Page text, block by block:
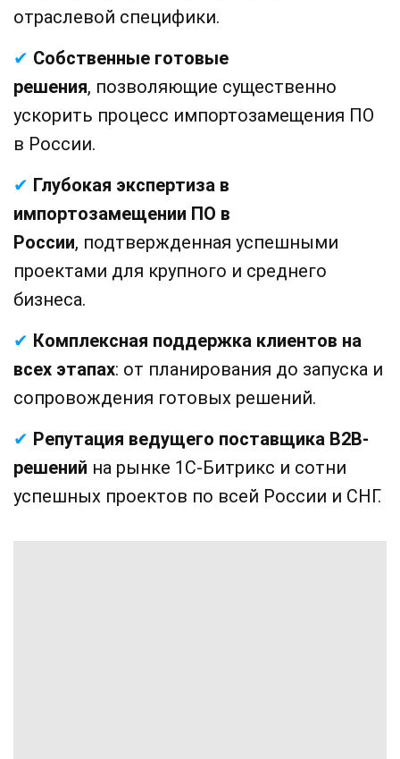
отраслевой специфики.
✔ Собственные готовые
решения, позволяющие существенно
ускорить процесс импортозамещения ПО
в России.
✔ Глубокая экспертиза в
импортозамещении ПО в
России, подтвержденная успешными
проектами для крупного и среднего
бизнеса.
✔ Комплексная поддержка клиентов на
всех этапах: от планирования до запуска и
сопровождения готовых решений.
✔ Репутация ведущего поставщика B2B-
решений на рынке 1С-Битрикс и сотни
успешных проектов по всей России и СНГ.